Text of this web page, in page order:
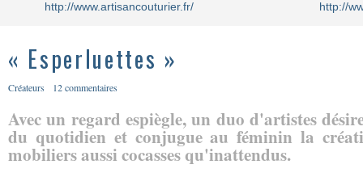
http://www.artisancouturier.fr/ http://
« Esperluettes »
Créateurs 12 commentaires
Avec un regard espiègle, un duo d'artistes
du quotidien et conjugue au féminin la
mobiliers aussi cocasses qu'inattendus.